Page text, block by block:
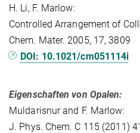
H. Li, F. Marlow:
Controlled Arrangement of
Chem. Mater. 2005, 17, 3809
DOI: 10.1021/cm051114i
Eigenschaften von Opalen:
Muldarisnur and F. Marlow:
J. Phys. Chem. C 115 (2011)